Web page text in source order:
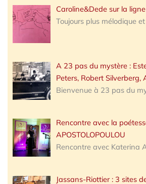
Caroline&Dede sur la
Toujours plus mélodique
A 23 pas du mystère :
Peters, Robert Silverberg,
Bienvenue à 23 pas du
Rencontre avec la
APOSTOLOPOULOU
Rencontre avec Katerina
Jassans-Riottier : 3 sites